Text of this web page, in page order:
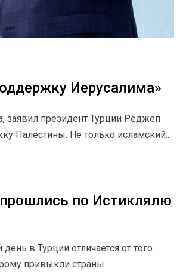
Иерусалима»
заявил президент Турции Реджеп
Палестины. Не только исламский...
по Истиклялю
в Турции отличается от того
привыкли страны